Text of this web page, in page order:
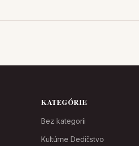
KATEGÓRIE
Bez kategorii
Kultúrne Dedičstvo